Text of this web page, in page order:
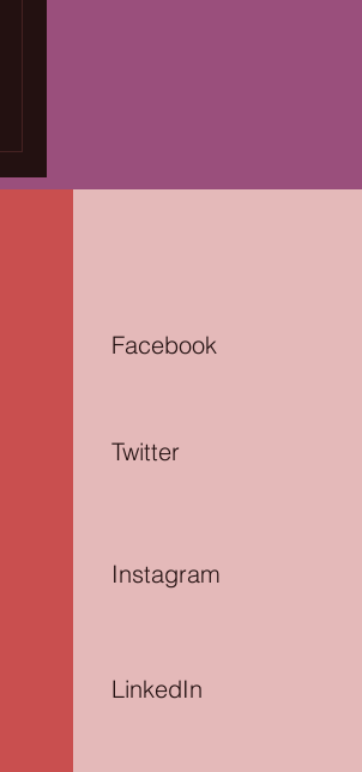
Facebook
Twitter
Instagram
LinkedIn